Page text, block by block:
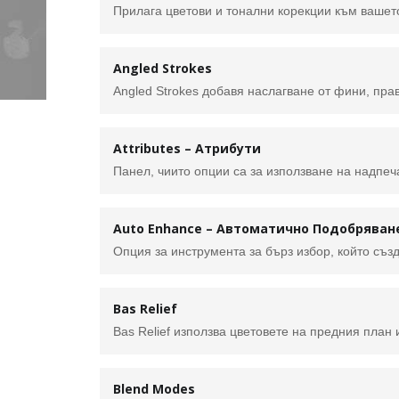
Angled Strokes
Attributes – Атрибути
Auto Enhance – Автоматично
Bas Relief
Blend Modes